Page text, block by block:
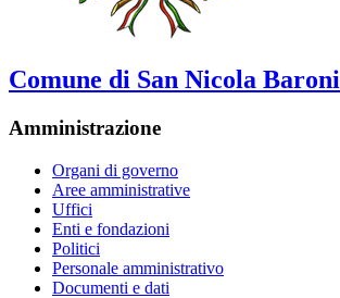
Comune di San Nicola
Amministrazione
Organi di governo
Aree amministrative
Uffici
Enti e fondazioni
Politici
Personale amministrativo
Documenti e dati